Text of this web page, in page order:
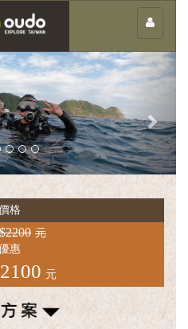
×
Next
格
$2200 元
惠
元